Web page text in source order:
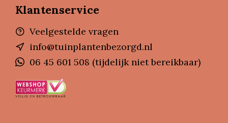
Klantenservice
Veelgestelde vragen
info@tuinplantenbezorgd.nl
06 45 601 508 (tijdelijk niet bereikbaar)